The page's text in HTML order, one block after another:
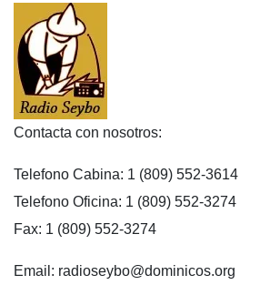
Contacta con nosotros:
Telefono Cabina: 1 (809) 552-3614
Telefono Oficina: 1 (809) 552-3274
Fax: 1 (809) 552-3274
Email: radioseybo@dominicos.org